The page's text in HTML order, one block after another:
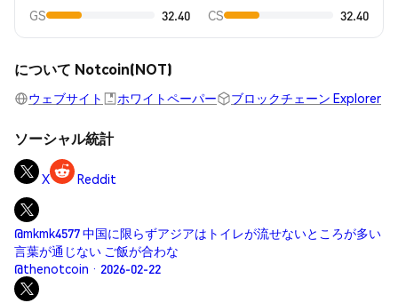
GS
32.40 CS 32.40
について Notcoin(NOT)
ウェブサイト ホワイトペーパー ブロックチェーン Explorer
ソーシャル統計
X Reddit
@mkmk4577 中国に限らずアジアはトイレが流せないところが多い
言葉が通じない ご飯が合わな
@thenotcoin · 2026-02-22